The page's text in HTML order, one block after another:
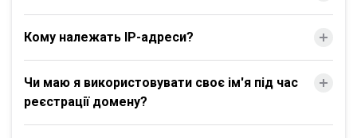
Кому належать IP-адреси?
Чи маю я використовувати своє ім'я під час
реєстрації домену?